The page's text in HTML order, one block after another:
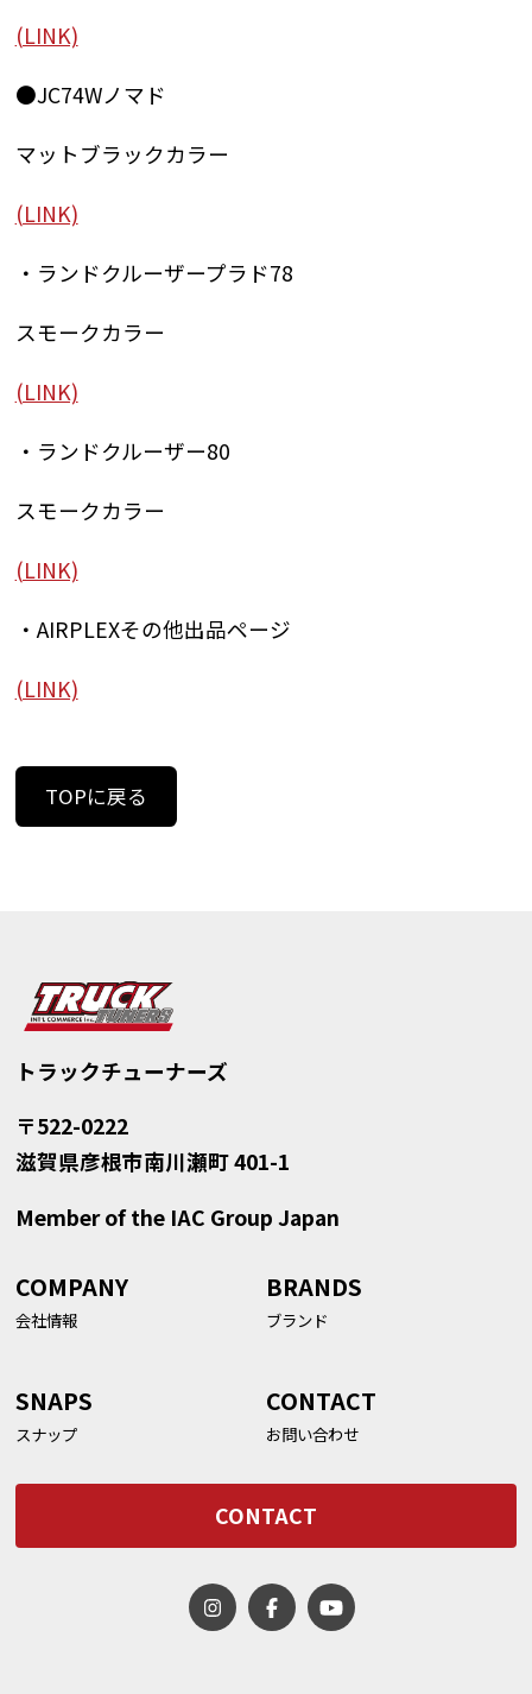
(LINK)
●JC74Wノマド
マットブラックカラー
(LINK)
・ランドクルーザープラド78
スモークカラー
(LINK)
・ランドクルーザー80
スモークカラー
(LINK)
・AIRPLEXその他出品ページ
(LINK)
TOPに戻る
トラックチューナーズ
〒522-0222
滋賀県彦根市南川瀬町 401-1
Member of the IAC Group Japan
COMPANY
会社情報
BRANDS
ブランド
SNAPS
スナップ
CONTACT
お問い合わせ
CONTACT